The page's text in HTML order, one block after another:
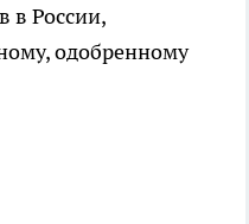
в России,
одобренному